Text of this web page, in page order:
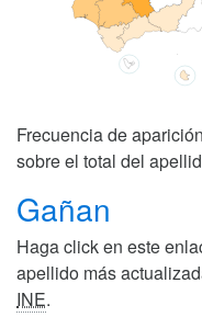
Frecuencia de
sobre el total del
Gañan
Haga click en este
apellido más
INE.